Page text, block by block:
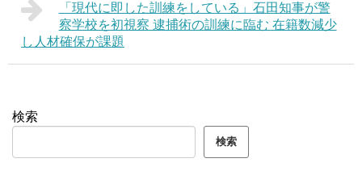
「現代に即した訓練をしている」石田知事が警
察学校を初視察 逮捕術の訓練に臨む 在籍数減少
し人材確保が課題
検索
検索